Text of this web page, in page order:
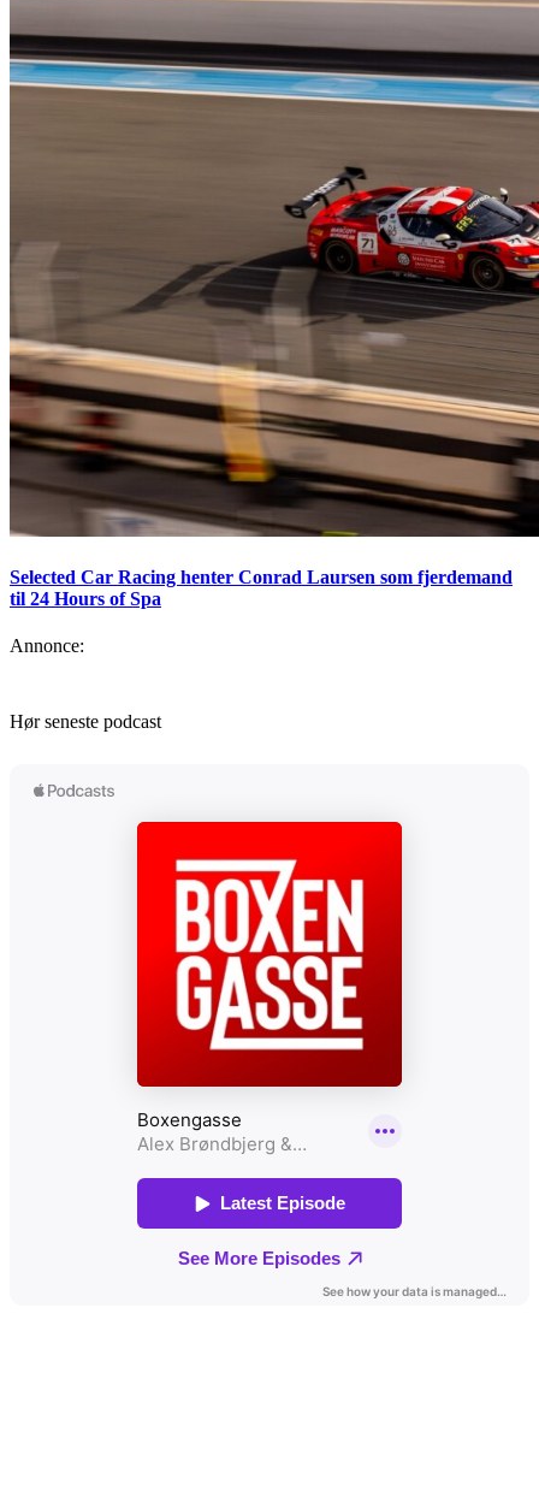
Selected Car Racing henter Conrad Laursen som fjerdemand
til 24 Hours of Spa
Annonce:
Hør seneste podcast